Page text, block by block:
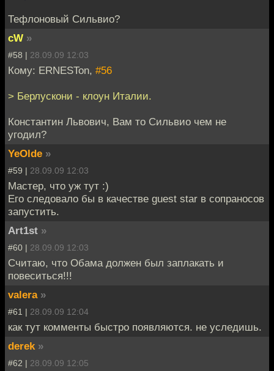
Тефлоновый Сильвио?
cW »
#58 | 28.09.09 12:03
Кому: ERNESTon, #56
> Берлускони - клоун Италии.
Константин Львович, Вам то Сильвио чем не
угодил?
YeOlde »
#59 | 28.09.09 12:03
Мастер, что уж тут :)
Его следовало бы в качестве guest star в сопраносов
запустить.
Art1st »
#60 | 28.09.09 12:03
Считаю, что Обама должен был заплакать и
повеситься!!!
valera »
#61 | 28.09.09 12:04
как тут комменты быстро появляются. не уследишь.
derek »
#62 | 28.09.09 12:05